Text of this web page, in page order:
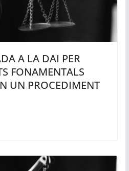
A LA DAI PER
FONAMENTALS
UN PROCEDIMENT